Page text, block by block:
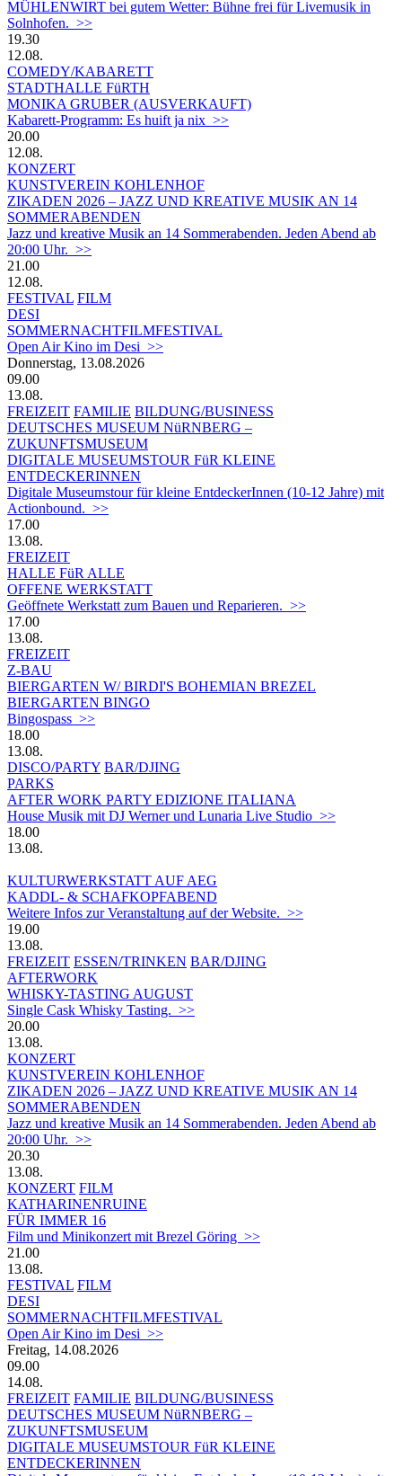
MÜHLENWIRT bei gutem Wetter: Bühne frei für Livemusik in
Solnhofen. >>
19.30
12.08.
COMEDY/KABARETT
STADTHALLE FüRTH
MONIKA GRUBER (AUSVERKAUFT)
Kabarett-Programm: Es huift ja nix >>
20.00
12.08.
KONZERT
KUNSTVEREIN KOHLENHOF
ZIKADEN 2026 – JAZZ UND KREATIVE MUSIK AN 14
SOMMERABENDEN
Jazz und kreative Musik an 14 Sommerabenden. Jeden Abend ab
20:00 Uhr. >>
21.00
12.08.
FESTIVAL FILM
DESI
SOMMERNACHTFILMFESTIVAL
Open Air Kino im Desi >>
Donnerstag, 13.08.2026
09.00
13.08.
FREIZEIT FAMILIE BILDUNG/BUSINESS
DEUTSCHES MUSEUM NüRNBERG –
ZUKUNFTSMUSEUM
DIGITALE MUSEUMSTOUR FüR KLEINE
ENTDECKERINNEN
Digitale Museumstour für kleine EntdeckerInnen (10-12 Jahre) mit
Actionbound. >>
17.00
13.08.
FREIZEIT
HALLE FüR ALLE
OFFENE WERKSTATT
Geöffnete Werkstatt zum Bauen und Reparieren. >>
17.00
13.08.
FREIZEIT
Z-BAU
BIERGARTEN W/ BIRDI'S BOHEMIAN BREZEL
BIERGARTEN BINGO
Bingospass >>
18.00
13.08.
DISCO/PARTY BAR/DJING
PARKS
AFTER WORK PARTY EDIZIONE ITALIANA
House Musik mit DJ Werner und Lunaria Live Studio >>
18.00
13.08.
KULTURWERKSTATT AUF AEG
KADDL- & SCHAFKOPFABEND
Weitere Infos zur Veranstaltung auf der Website. >>
19.00
13.08.
FREIZEIT ESSEN/TRINKEN BAR/DJING
AFTERWORK
WHISKY-TASTING AUGUST
Single Cask Whisky Tasting. >>
20.00
13.08.
KONZERT
KUNSTVEREIN KOHLENHOF
ZIKADEN 2026 – JAZZ UND KREATIVE MUSIK AN 14
SOMMERABENDEN
Jazz und kreative Musik an 14 Sommerabenden. Jeden Abend ab
20:00 Uhr. >>
20.30
13.08.
KONZERT FILM
KATHARINENRUINE
FÜR IMMER 16
Film und Minikonzert mit Brezel Göring >>
21.00
13.08.
FESTIVAL FILM
DESI
SOMMERNACHTFILMFESTIVAL
Open Air Kino im Desi >>
Freitag, 14.08.2026
09.00
14.08.
FREIZEIT FAMILIE BILDUNG/BUSINESS
DEUTSCHES MUSEUM NüRNBERG –
ZUKUNFTSMUSEUM
DIGITALE MUSEUMSTOUR FüR KLEINE
ENTDECKERINNEN